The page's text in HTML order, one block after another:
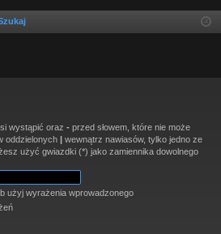
ej
wystąpić oraz - przed słowem, które nie może
oddzielonych | wewnątrz nawiasów, tylko jedno ze
użyć gwiazdki (*) jako zamiennika dowolnego
użyj wyrażenia wprowadzonego